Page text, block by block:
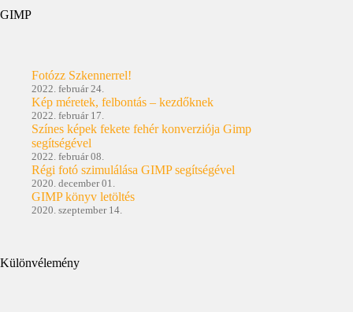
GIMP
Fotózz Szkennerrel!
2022. február 24.
Kép méretek, felbontás – kezdőknek
2022. február 17.
Színes képek fekete fehér konverziója Gimp
segítségével
2022. február 08.
Régi fotó szimulálása GIMP segítségével
2020. december 01.
GIMP könyv letöltés
2020. szeptember 14.
Különvélemény